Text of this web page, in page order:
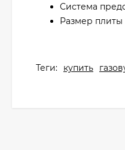
Система
Размер плиты
Теги: купить